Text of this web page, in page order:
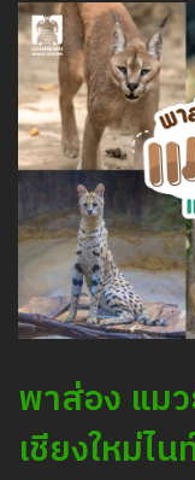
清
พาส่อง แม
เชียงใหม่ไ